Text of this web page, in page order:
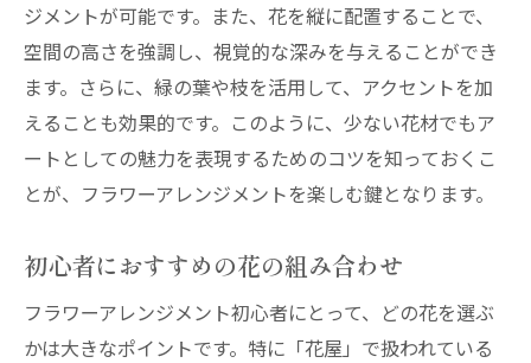
ジメントが可能です。また、花を縦に配置することで、
空間の高さを強調し、視覚的な深みを与えることができ
ます。さらに、緑の葉や枝を活用して、アクセントを加
えることも効果的です。このように、少ない花材でもア
ートとしての魅力を表現するためのコツを知っておくこ
とが、フラワーアレンジメントを楽しむ鍵となります。
初心者におすすめの花の組み合わせ
フラワーアレンジメント初心者にとって、どの花を選ぶ
かは大きなポイントです。特に「花屋」で扱われている